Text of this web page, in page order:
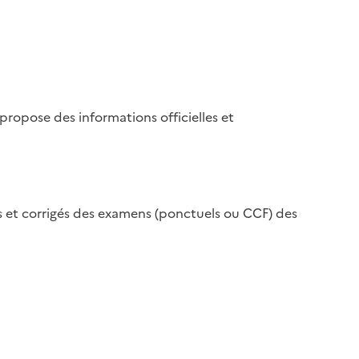
des informations officielles et
corrigés des examens (ponctuels ou CCF) des